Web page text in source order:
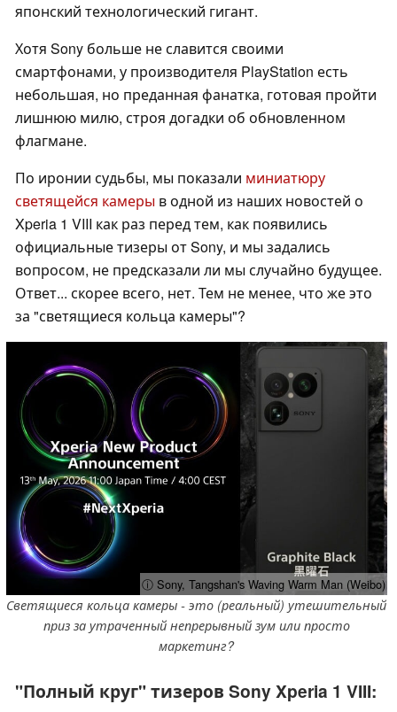
японский технологический гигант.
Хотя Sony больше не славится своими
смартфонами, у производителя PlayStation есть
небольшая, но преданная фанатка, готовая пройти
лишнюю милю, строя догадки об обновленном
флагмане.
По иронии судьбы, мы показали миниатюру
светящейся камеры в одной из наших новостей о
Xperia 1 VIII как раз перед тем, как появились
официальные тизеры от Sony, и мы задались
вопросом, не предсказали ли мы случайно будущее.
Ответ... скорее всего, нет. Тем не менее, что же это
за "светящиеся кольца камеры"?
ⓘ Sony, Tangshan's Waving Warm Man (Weibo)
Светящиеся кольца камеры - это (реальный) утешительный
приз за утраченный непрерывный зум или просто
маркетинг?
"Полный круг" тизеров Sony Xperia 1 VIII: